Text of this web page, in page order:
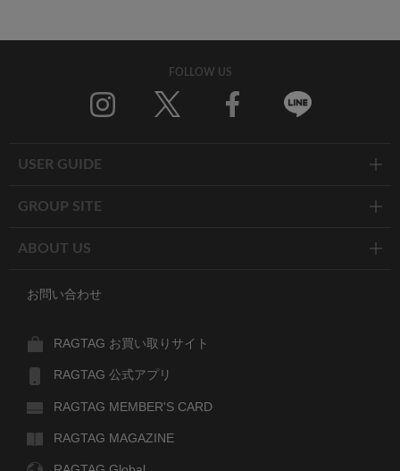
FOLLOW US
USER GUIDE
GROUP SITE
ABOUT US
お問い合わせ
RAGTAG お買い取りサイト
RAGTAG 公式アプリ
RAGTAG MEMBER'S CARD
RAGTAG MAGAZINE